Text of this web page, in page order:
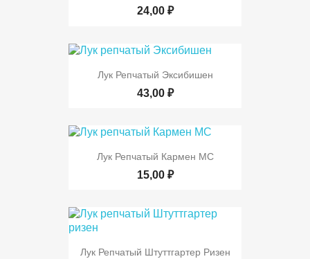
24,00 ₽
Лук Репчатый Эксибишен
43,00 ₽
Лук Репчатый Кармен МС
15,00 ₽
Лук Репчатый Штуттгартер Ризен